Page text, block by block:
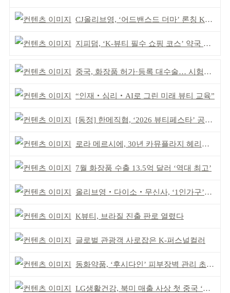
CJ올리브영, ‘어드밴스드 더마’ 론칭 K더마 육성 박차
지피덤, ‘K-뷰티 필수 쇼핑 코스’ 약국 공략
중국, 화장품 허가·등록 대수술… 시험자료 공용 허용
“인재‧심리‧AI로 그린 미래 뷰티 교육”
[동정] 한메직협, ‘2026 뷰티페스타’ 공동 주최
로라 메르시에, 30년 카뮤플라지 헤리티지 담아
7월 화장품 수출 13.5억 달러 ‘역대 최고’
올리브영‧다이소‧무신사, ‘1인가구’가 이끈다
K뷰티, 브라질 진출 판로 열렸다
글로벌 관광객 사로잡은 K-퍼스널컬러
동화약품, ‘후시다인’ 피부장벽 관리 초점 ‘리브랜딩’
LG생활건강, 북미 매출 사상 첫 중국 ‘추월’